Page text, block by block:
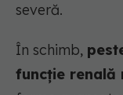
severă.
În schimb,
funcție renală